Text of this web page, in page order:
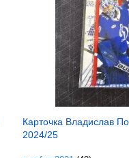
Карточка Владислав
2024/25